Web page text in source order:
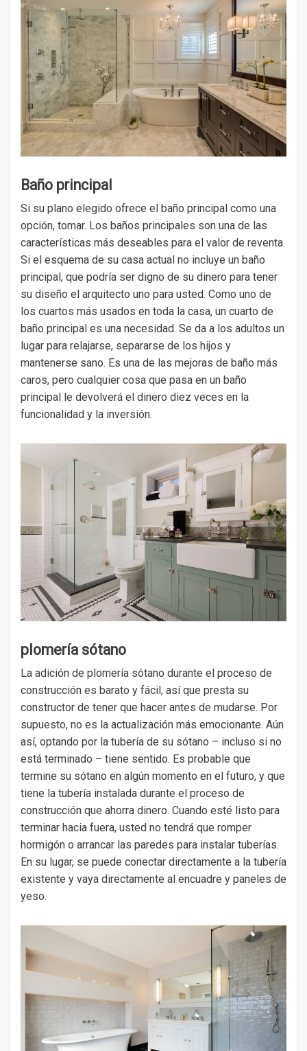
Baño principal
Si su plano elegido ofrece el baño principal como una
opción, tomar. Los baños principales son una de las
características más deseables para el valor de reventa.
Si el esquema de su casa actual no incluye un baño
principal, que podría ser digno de su dinero para tener
su diseño el arquitecto uno para usted. Como uno de
los cuartos más usados ​​en toda la casa, un cuarto de
baño principal es una necesidad. Se da a los adultos un
lugar para relajarse, separarse de los hijos y
mantenerse sano. Es una de las mejoras de baño más
caros, pero cualquier cosa que pasa en un baño
principal le devolverá el dinero diez veces en la
funcionalidad y la inversión.
plomería sótano
La adición de plomería sótano durante el proceso de
construcción es barato y fácil, así que presta su
constructor de tener que hacer antes de mudarse. Por
supuesto, no es la actualización más emocionante. Aún
así, optando por la tubería de su sótano – incluso si no
está terminado – tiene sentido. Es probable que
termine su sótano en algún momento en el futuro, y que
tiene la tubería instalada durante el proceso de
construcción que ahorra dinero. Cuando esté listo para
terminar hacia fuera, usted no tendrá que romper
hormigón o arrancar las paredes para instalar tuberías.
En su lugar, se puede conectar directamente a la tubería
existente y vaya directamente al encuadre y paneles de
yeso.